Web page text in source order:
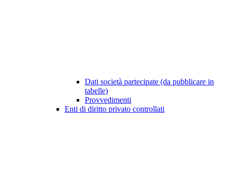
Dati società partecipate (da pubblicare in
tabelle)
Provvedimenti
Enti di diritto privato controllati